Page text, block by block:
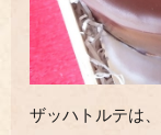
ザッハトルテは、